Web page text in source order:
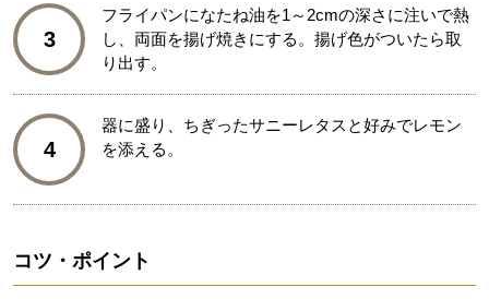
3
フライパンになたね油を1～2cmの深さに注いで熱
し、両面を揚げ焼きにする。揚げ色がついたら取
り出す。
4
器に盛り、ちぎったサニーレタスと好みでレモン
を添える。
コツ・ポイント